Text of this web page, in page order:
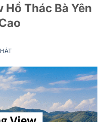
Thác Bà Yên